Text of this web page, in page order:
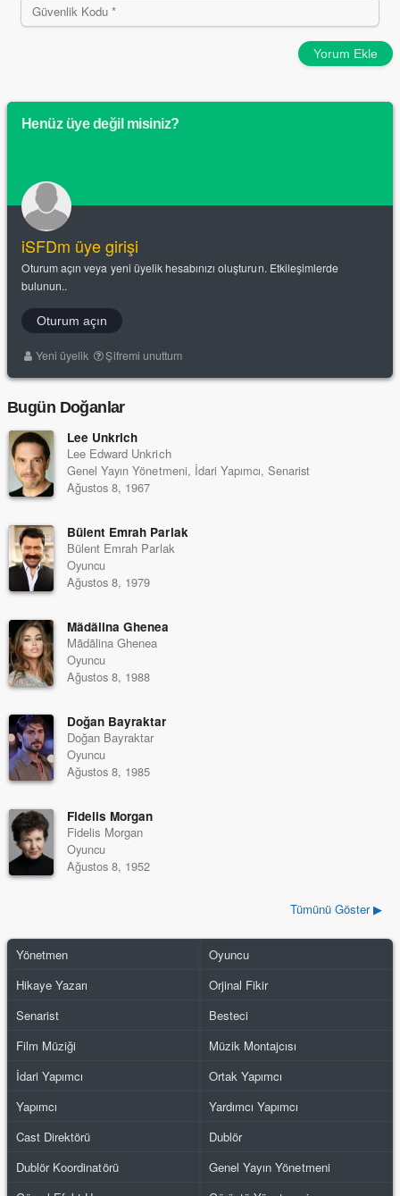
Yorum Ekle
Henüz üye değil misiniz?
iSFDm üye girişi
Oturum açın veya yeni üyelik hesabınızı oluşturun. Etkileşimlerde
bulunun..
Oturum açın
Yeni üyelik Şifremi unuttum
Bugün Doğanlar
Lee Unkrich
Lee Edward Unkrich
Genel Yayın Yönetmeni, İdari Yapımcı, Senarist
Ağustos 8, 1967
Bülent Emrah Parlak
Bülent Emrah Parlak
Oyuncu
Ağustos 8, 1979
Mãdãlina Ghenea
Mãdãlina Ghenea
Oyuncu
Ağustos 8, 1988
Doğan Bayraktar
Doğan Bayraktar
Oyuncu
Ağustos 8, 1985
Fidelis Morgan
Fidelis Morgan
Oyuncu
Ağustos 8, 1952
Tümünü Göster ▶
Yönetmen
Oyuncu
Hikaye Yazarı
Orjinal Fikir
Senarist
Besteci
Film Müziği
Müzik Montajcısı
İdari Yapımcı
Ortak Yapımcı
Yapımcı
Yardımcı Yapımcı
Cast Direktörü
Dublör
Dublör Koordinatörü
Genel Yayın Yönetmeni